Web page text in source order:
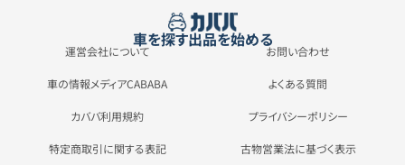
車を探す出品を始める
運営会社について お問い合わせ
車の情報メディアCABABA よくある質問
カババ利用規約 プライバシーポリシー
特定商取引に関する表記 古物営業法に基づく表示